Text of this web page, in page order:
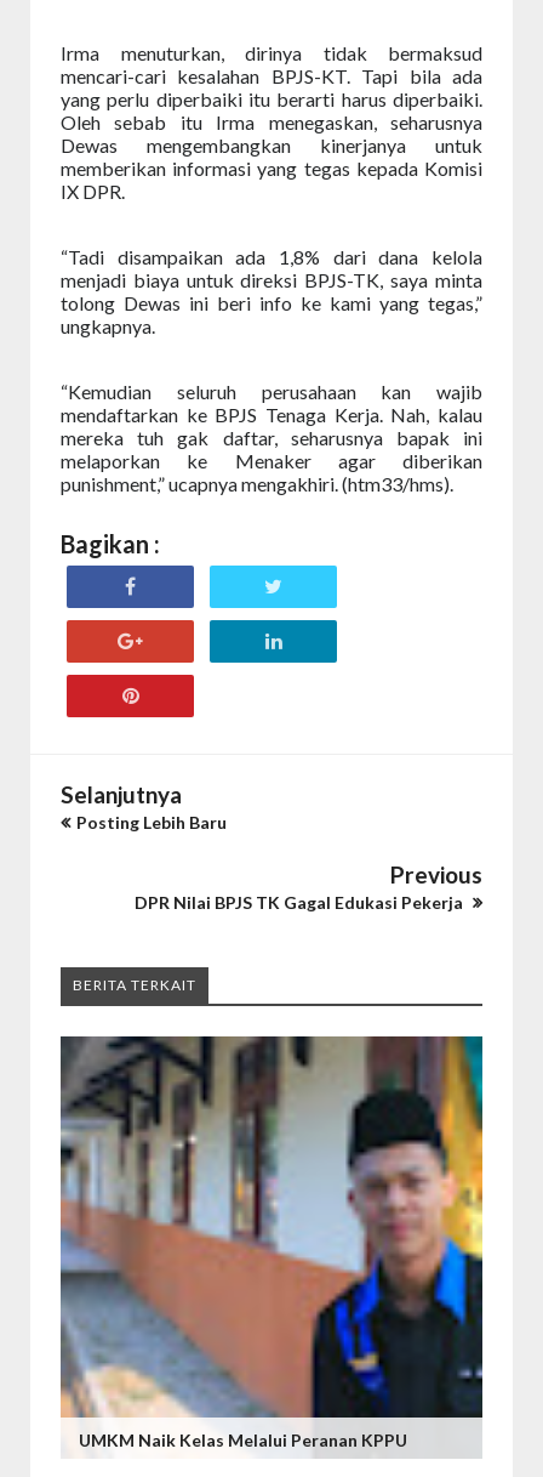
Irma menuturkan, dirinya tidak bermaksud
mencari-cari kesalahan BPJS-KT. Tapi bila ada
yang perlu diperbaiki itu berarti harus diperbaiki.
Oleh sebab itu Irma menegaskan, seharusnya
Dewas mengembangkan kinerjanya untuk
memberikan informasi yang tegas kepada Komisi
IX DPR.
“Tadi disampaikan ada 1,8% dari dana kelola
menjadi biaya untuk direksi BPJS-TK, saya minta
tolong Dewas ini beri info ke kami yang tegas,”
ungkapnya.
“Kemudian seluruh perusahaan kan wajib
mendaftarkan ke BPJS Tenaga Kerja. Nah, kalau
mereka tuh gak daftar, seharusnya bapak ini
melaporkan ke Menaker agar diberikan
punishment,” ucapnya mengakhiri. (htm33/hms).
Bagikan :
Selanjutnya
Posting Lebih Baru
Previous
DPR Nilai BPJS TK Gagal Edukasi Pekerja
BERITA TERKAIT
UMKM Naik Kelas Melalui Peranan KPPU